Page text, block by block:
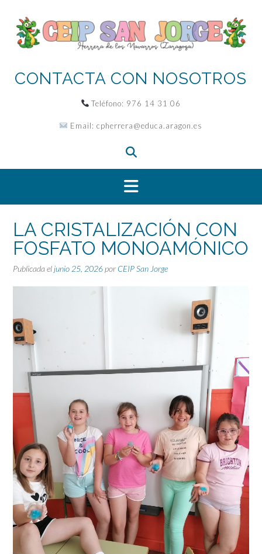
contenido
CONTACTA CON NOSOTROS
Teléfono: 976 14 31 06
Email: cpherrera@educa.aragon.es
LA CRISTALIZACIÓN CON
FOSFATO MONOAMÓNICO
Publicada el junio 25, 2026por CEIP San Jorge